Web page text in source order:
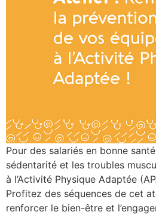
Pour des salariés en bonne
sédentarité et les troubles
à l’Activité Physique Adaptée
Profitez des séquences de cet
renforcer le bien-être et